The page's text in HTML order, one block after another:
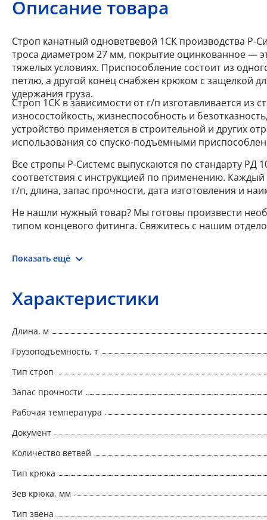
Описание товара
Строп канатный одноветвевой 1СК производства Р-
троса диаметром 27 мм, покрытие оцинкованное —
тяжелых условиях. Приспособление состоит из
петлю, а другой конец снабжен крюком с защелкой
удержания груза.
Строп 1СК в зависимости от г/п изготавливается из
износостойкость, жизнеспособность и
устройство применяется в строительной и других
использования со спуско-подъемными
Все стропы Р-Системс выпускаются по стандарту РД
соответствия с инструкцией по применению.
г/п, длина, запас прочности, дата изготовления и
Не нашли нужный товар? Мы готовы произвести
типом концевого фитинга. Свяжитесь с нашим
Показать ещё
Характеристики
Длина, м
Грузоподъемность, т
Тип строп
Запас прочности
Рабочая температура
Документ
Количество ветвей
Тип крюка
Зев крюка, мм
Тип звена